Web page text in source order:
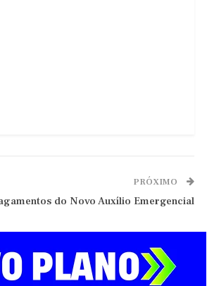
PRÓXIMO
do Novo Auxílio Emergencial